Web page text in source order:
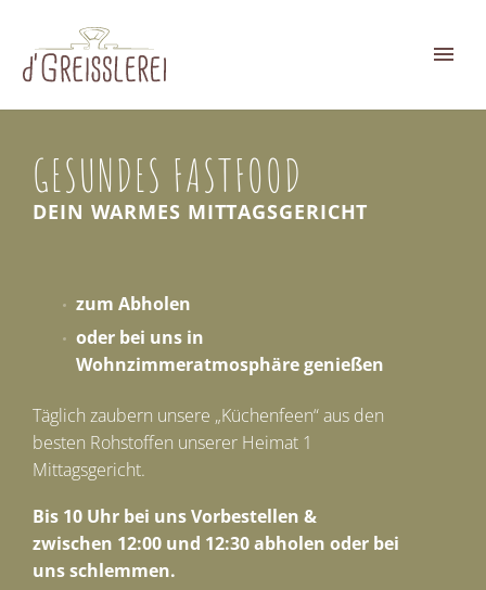
GESUNDES FASTFOOD
DEIN WARMES MITTAGSGERICHT
zum Abholen
oder bei uns in
Wohnzimmeratmosphäre genießen
Täglich zaubern unsere „Küchenfeen“ aus den
besten Rohstoffen unserer Heimat 1
Mittagsgericht.
Bis 10 Uhr bei uns Vorbestellen &
zwischen 12:00 und 12:30 abholen oder bei
uns schlemmen.